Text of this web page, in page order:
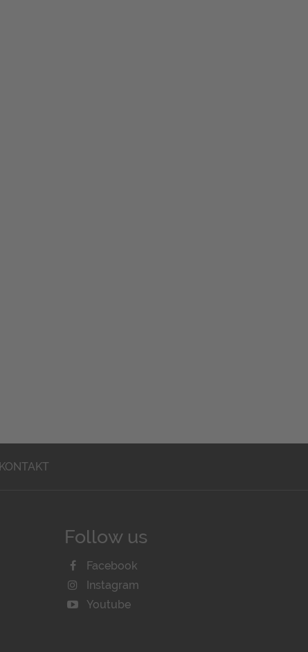
KONTAKT
Follow us
Facebook
Instagram
Youtube